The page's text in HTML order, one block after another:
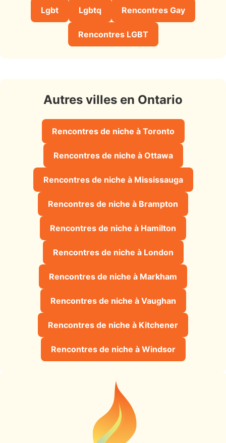
Lgbt Lgbtq Rencontres Gay
Rencontres LGBT
Autres villes en Ontario
Rencontres de niche à Toronto
Rencontres de niche à Ottawa
Rencontres de niche à Mississauga
Rencontres de niche à Brampton
Rencontres de niche à Hamilton
Rencontres de niche à London
Rencontres de niche à Markham
Rencontres de niche à Vaughan
Rencontres de niche à Kitchener
Rencontres de niche à Windsor